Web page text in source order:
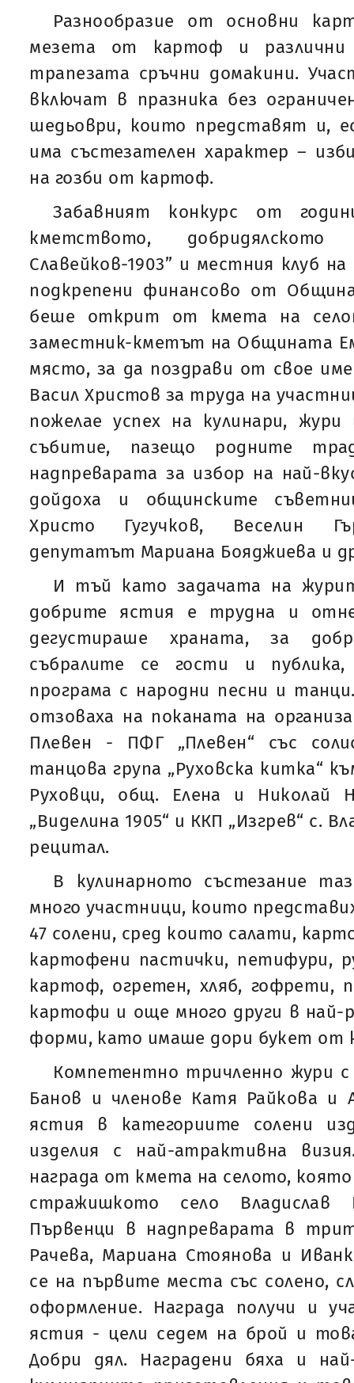
Разнообразие от основни
мезета от картоф и различни
трапезата сръчни домакини.
включат в празника без
шедьоври, които представят и,
има състезателен характер –
на гозби от картоф.
Забавният конкурс от
кметството,
Славейков-1903” и местния клуб на
подкрепени финансово от
беше открит от кмета на
заместник-кметът на Общината
място, за да поздрави от свое
Васил Христов за труда на
пожелае успех на кулинари,
събитие, пазещо родните
надпреварата за избор на най-
дойдоха и общинските
Христо Гугучков, Веселин
депутатът Мариана Бояджиева и
И тъй като задачата на
добрите ястия е трудна и
дегустираше храната, за
събралите се гости и
програма с народни песни и
отзоваха на поканата на
Плевен - ПФГ „Плевен“ със
танцова група „Руховска китка“
Руховци, общ. Елена и Николай
„Виделина 1905“ и ККП „Изгрев“ с.
рецитал.
В кулинарното състезание
много участници, които
47 солени, сред които салати,
картофени пастички, петифури,
картоф, огретен, хляб, гофрети,
картофи и още много други в най-
форми, като имаше дори букет от
Компетентно тричленно жури с
Банов и членове Катя Райкова и
ястия в категориите солени
изделия с най-атрактивна
награда от кмета на селото,
стражишкото село Владислав
Първенци в надпреварата в
Рачева, Мариана Стоянова и
се на първите места със солено,
оформление. Награда получи и
ястия - цели седем на брой и
Добри дял. Наградени бяха и